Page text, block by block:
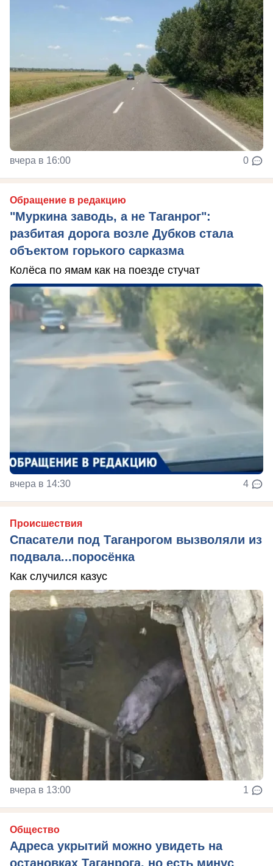
вчера в 16:00 0
Обращение в редакцию
"Муркина заводь, а не Таганрог":
разбитая дорога возле Дубков стала
объектом горького сарказма
Колёса по ямам как на поезде стучат
вчера в 14:30 4
Происшествия
Спасатели под Таганрогом вызволяли из
подвала...поросёнка
Как случился казус
вчера в 13:00 1
Общество
Адреса укрытий можно увидеть на
остановках Таганрога, но есть минус